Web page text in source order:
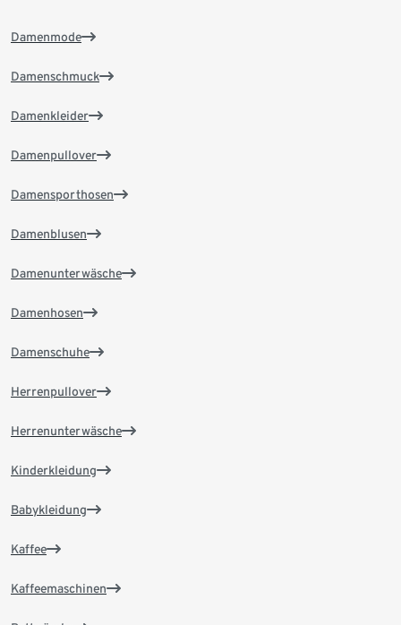
Damenmode
Damenschmuck
Damenkleider
Damenpullover
Damensporthosen
Damenblusen
Damenunterwäsche
Damenhosen
Damenschuhe
Herrenpullover
Herrenunterwäsche
Kinderkleidung
Babykleidung
Kaffee
Kaffeemaschinen